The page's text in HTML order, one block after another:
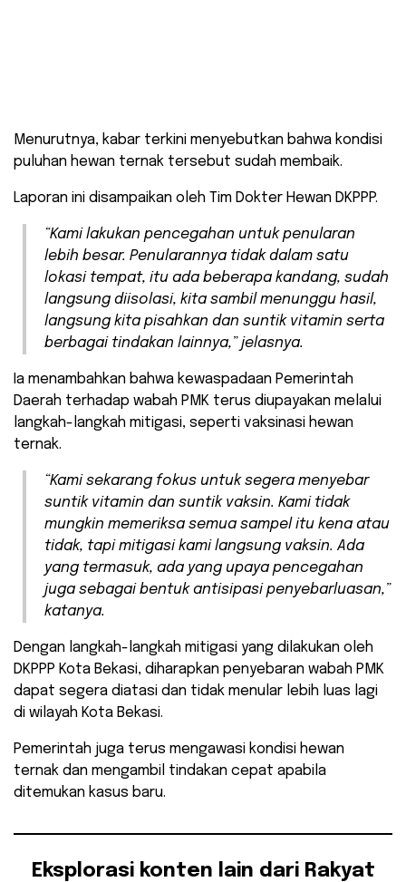
Menurutnya, kabar terkini menyebutkan bahwa kondisi
puluhan hewan ternak tersebut sudah membaik.
Laporan ini disampaikan oleh Tim Dokter Hewan DKPPP.
“Kami lakukan pencegahan untuk penularan
lebih besar. Penularannya tidak dalam satu
lokasi tempat, itu ada beberapa kandang, sudah
langsung diisolasi, kita sambil menunggu hasil,
langsung kita pisahkan dan suntik vitamin serta
berbagai tindakan lainnya,” jelasnya.
Ia menambahkan bahwa kewaspadaan Pemerintah
Daerah terhadap wabah PMK terus diupayakan melalui
langkah-langkah mitigasi, seperti vaksinasi hewan
ternak.
“Kami sekarang fokus untuk segera menyebar
suntik vitamin dan suntik vaksin. Kami tidak
mungkin memeriksa semua sampel itu kena atau
tidak, tapi mitigasi kami langsung vaksin. Ada
yang termasuk, ada yang upaya pencegahan
juga sebagai bentuk antisipasi penyebarluasan,”
katanya.
Dengan langkah-langkah mitigasi yang dilakukan oleh
DKPPP Kota Bekasi, diharapkan penyebaran wabah PMK
dapat segera diatasi dan tidak menular lebih luas lagi
di wilayah Kota Bekasi.
Pemerintah juga terus mengawasi kondisi hewan
ternak dan mengambil tindakan cepat apabila
ditemukan kasus baru.
Eksplorasi konten lain dari Rakyat